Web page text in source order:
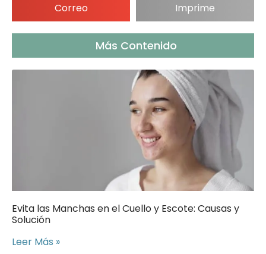
Correo Imprime
Más Contenido
Evita las Manchas en el Cuello y Escote: Causas y
Solución
Leer Más »